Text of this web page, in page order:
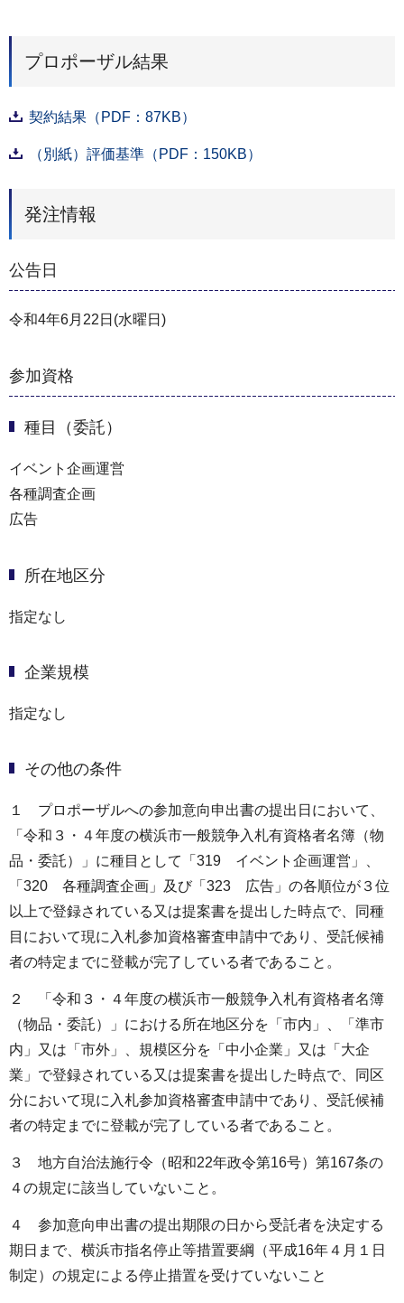
プロポーザル結果
契約結果（PDF：87KB）
（別紙）評価基準（PDF：150KB）
発注情報
公告日
令和4年6月22日(水曜日)
参加資格
種目（委託）
イベント企画運営
各種調査企画
広告
所在地区分
指定なし
企業規模
指定なし
その他の条件
１ プロポーザルへの参加意向申出書の提出日において、
「令和３・４年度の横浜市一般競争入札有資格者名簿（物
品・委託）」に種目として「319 イベント企画運営」、
「320 各種調査企画」及び「323 広告」の各順位が３位
以上で登録されている又は提案書を提出した時点で、同種
目において現に入札参加資格審査申請中であり、受託候補
者の特定までに登載が完了している者であること。
２ 「令和３・４年度の横浜市一般競争入札有資格者名簿
（物品・委託）」における所在地区分を「市内」、「準市
内」又は「市外」、規模区分を「中小企業」又は「大企
業」で登録されている又は提案書を提出した時点で、同区
分において現に入札参加資格審査申請中であり、受託候補
者の特定までに登載が完了している者であること。
３ 地方自治法施行令（昭和22年政令第16号）第167条の
４の規定に該当していないこと。
４ 参加意向申出書の提出期限の日から受託者を決定する
期日まで、横浜市指名停止等措置要綱（平成16年４月１日
制定）の規定による停止措置を受けていないこと